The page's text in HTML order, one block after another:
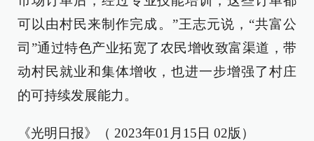
可以由村民来制作完成。”王志元说，“共富公
司”通过特色产业拓宽了农民增收致富渠道，带
动村民就业和集体增收，也进一步增强了村庄
的可持续发展能力。
《光明日报》（ 2023年01月15日 02版）